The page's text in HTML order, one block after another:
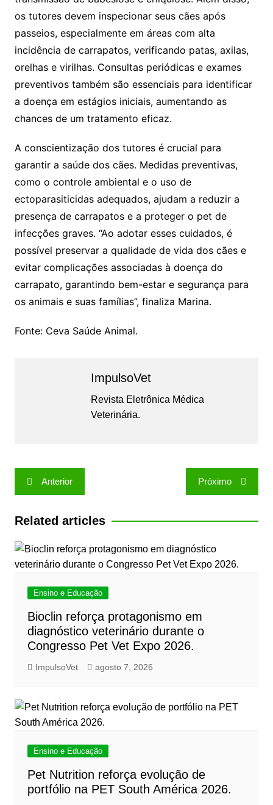
os tutores devem inspecionar seus cães após
passeios, especialmente em áreas com alta
incidência de carrapatos, verificando patas, axilas,
orelhas e virilhas. Consultas periódicas e exames
preventivos também são essenciais para identificar
a doença em estágios iniciais, aumentando as
chances de um tratamento eficaz.
A conscientização dos tutores é crucial para
garantir a saúde dos cães. Medidas preventivas,
como o controle ambiental e o uso de
ectoparasiticidas adequados, ajudam a reduzir a
presença de carrapatos e a proteger o pet de
infecções graves. “Ao adotar esses cuidados, é
possível preservar a qualidade de vida dos cães e
evitar complicações associadas à doença do
carrapato, garantindo bem-estar e segurança para
os animais e suas famílias”, finaliza Marina.
Fonte: Ceva Saúde Animal.
ImpulsoVet
Revista Eletrônica Médica
Veterinária.
Navegação
de
Post
Anterior Próximo
Related articles
Ensino e Educação
Bioclin reforça protagonismo em
diagnóstico veterinário durante o
Congresso Pet Vet Expo 2026.
ImpulsoVet agosto 7, 2026
Ensino e Educação
Pet Nutrition reforça evolução de
portfólio na PET South América 2026.